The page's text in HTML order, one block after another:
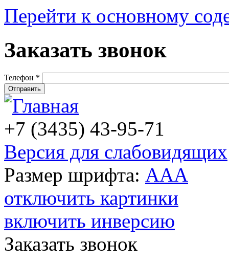
Перейти к основному
Заказать звонок
Телефон *
+7 (3435) 43-95-71
Версия для слабовидящих
Размер шрифта: AAA
отключить картинки
включить инверсию
Заказать звонок